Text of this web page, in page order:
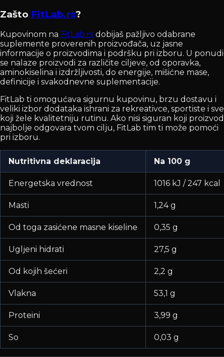
Zašto FitLab.rs?
Kupovinom na FitLab.rs dobijaš pažljivo odabrane
suplemente proverenih proizvođača, uz jasne
informacije o proizvodima i podršku pri izboru. U ponudi
se nalaze proizvodi za različite ciljeve, od oporavka,
aminokiselina i izdržljivosti, do energije, mišićne mase,
definicije i svakodnevne suplementacije.
FitLab ti omogućava sigurnu kupovinu, brzu dostavu i
veliki izbor dodataka ishrani za rekreativce, sportiste i sve
koji žele kvalitetniju rutinu. Ako nisi siguran koji proizvod
najbolje odgovara tvom cilju, FitLab tim ti može pomoći
pri izboru.
Nutritivna deklaracija Na 100 g
Energetska vrednost 1016 kJ / 247 kcal
Masti 1,24 g
Od toga zasićene masne kiseline 0,35 g
Ugljeni hidrati 27,5 g
Od kojih šećeri 2,2 g
Vlakna 53,1 g
Proteini 3,99 g
So 0,03 g